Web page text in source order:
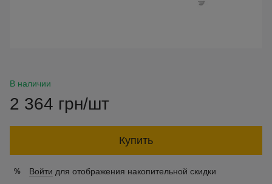
В наличии
2 364 грн/шт
Купить
% Войти для отображения накопительной скидки